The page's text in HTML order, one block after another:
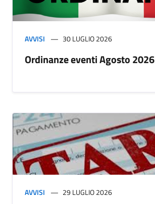
AVVISI 30 LUGLIO 2026
Ordinanze eventi Agosto 2026
AVVISI 29 LUGLIO 2026